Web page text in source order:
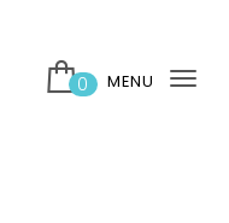
0 MENU